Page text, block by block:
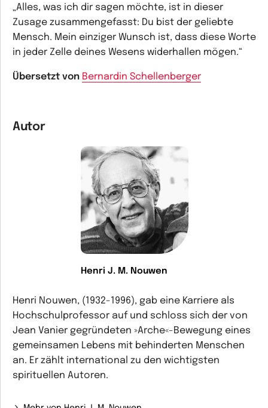
„Alles, was ich dir sagen möchte, ist in dieser
Zusage zusammengefasst: Du bist der geliebte
Mensch. Mein einziger Wunsch ist, dass diese Worte
in jeder Zelle deines Wesens widerhallen mögen.“
Übersetzt von Bernardin Schellenberger
Autor
Henri J. M. Nouwen
Henri Nouwen, (1932-1996), gab eine Karriere als
Hochschulprofessor auf und schloss sich der von
Jean Vanier gegründeten »Arche«-Bewegung eines
gemeinsamen Lebens mit behinderten Menschen
an. Er zählt international zu den wichtigsten
spirituellen Autoren.